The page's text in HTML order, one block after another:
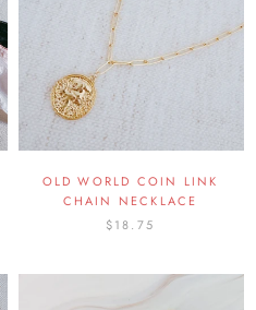
OLD WORLD COIN LINK
CHAIN NECKLACE
$18.75